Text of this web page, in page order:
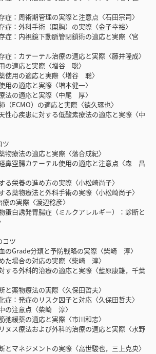
：周術期管理の実際と注意点〈石田宗司〉
：外科手術（開胸）の実際〈金子幸裕〉
：内視鏡下動脈管閉鎖術の適応と実際〈宮
：カテーテル治療の適応と実際〈藤井隆成〉
適応と実際〈増谷 聡〉
用の適応と実際〈増谷 聡〉
の適応と実際〈増本健一〉
の適応と実際〈中尾 厚〉
ECMO）の適応と実際〈徳久琢也〉
心疾患に対する低酸素療法の適応と実際〈中
ツ
療法の適応と実際〈落合成紀〉
空腸カテーテル使用の適応と注意点〈森 昌
栄養の進め方の実際〈小松崎尚子〉
薬物療法と外科手術の実際〈小松崎尚子〉
の実際〈渡辺稔彦〉
白誘発胃腸症（ミルクアレルギー）：診断と
ツ
Grade分類と予防戦略の実際〈柴崎 淳〉
場合の対応の実際〈柴崎 淳〉
る外科的治療の適応と実際〈藍原康雄，千葉
薬物療法の実際〈久保田哲夫〉
：発症のリスク因子と対応〈久保田哲夫〉
注意点〈柴崎 淳〉
緩薬の適応と実際〈市川和志〉
ス療法および外科的治療の適応と実際〈水野
マネジメントの実際〈高世駿也，三上克央〉